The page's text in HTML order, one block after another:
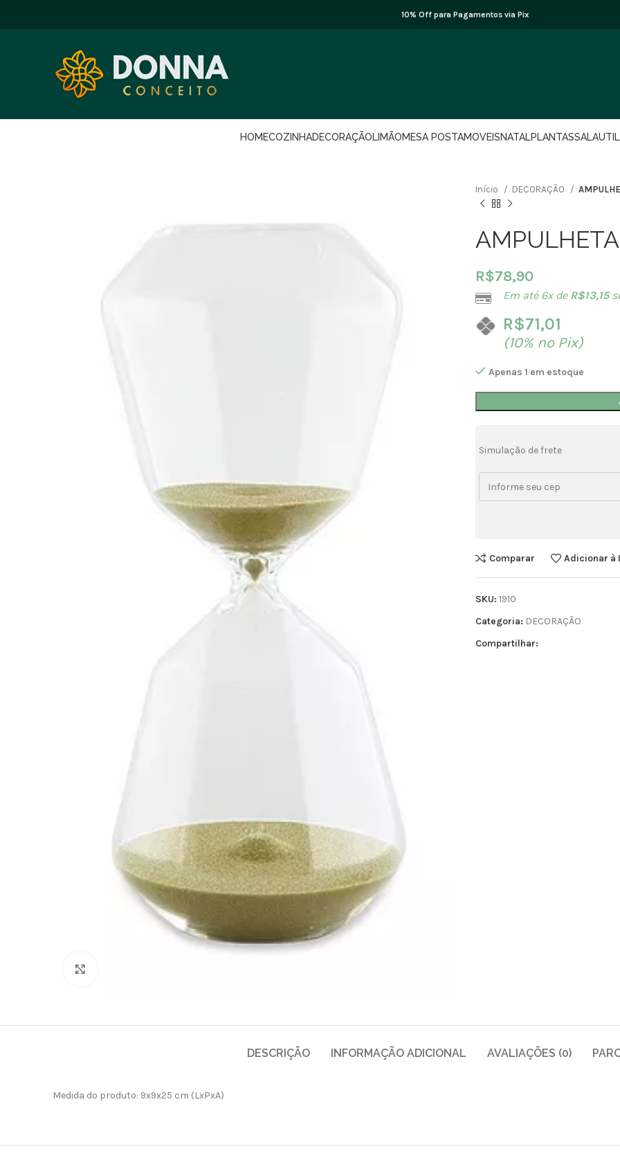
10% Off para Pagamentos via Pix
HOMECOZINHADECORAÇÃOLIMÃOMESA POSTAMOVEISNATALPLANTASSALA
Início DECORAÇÃO
R$78,90
Em até 6x de R$13,15
R$71,01
(10% no Pix)
Apenas 1 em estoque
Simulação de frete
Comparar Adicionar à
SKU: 1910
Categoria: DECORAÇÃO
Compartilhar:
DESCRIÇÃO INFORMAÇÃO ADICIONAL AVALIAÇÕES (0)
Medida do produto: 9x9x25 cm (LxPxA)